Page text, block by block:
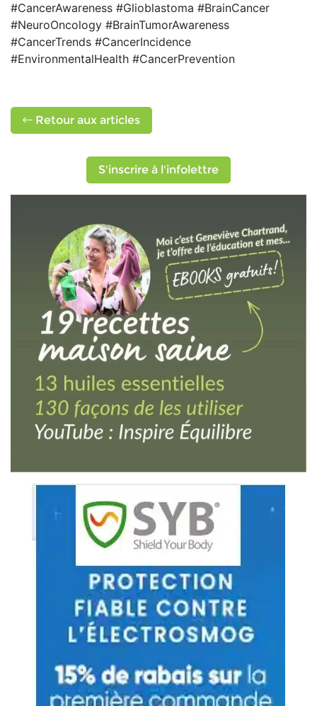
#CancerAwareness #Glioblastoma #BrainCancer
#NeuroOncology #BrainTumorAwareness
#CancerTrends #CancerIncidence
#EnvironmentalHealth #CancerPrevention
Retour aux articles
S'inscrire à l'infolettre